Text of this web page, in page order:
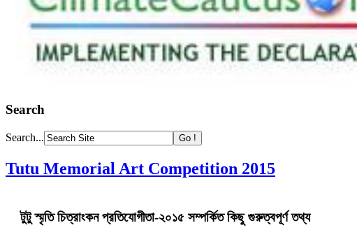
Search
Search...
Tutu Memorial Art Competition 2015
টুটু স্মৃতি চিত্রাংকন প্রতিযোগীতা-২০১৫ সম্পর্কিত কিছু গুরুত্বপূর্ণ তথ্য